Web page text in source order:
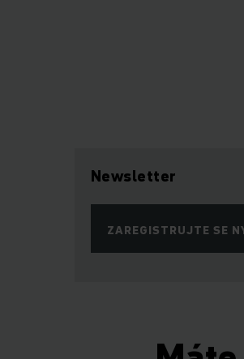
Newsletter
ZAREGISTRUJTE SE